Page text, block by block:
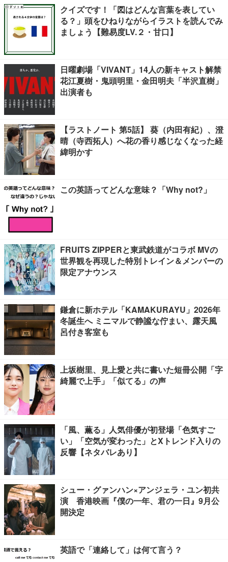
クイズです！「図はどんな言葉を表してい
る？」頭をひねりながらイラストを読んでみ
ましょう【難易度LV.２・甘口】
日曜劇場「VIVANT」14人の新キャスト解禁
花江夏樹・鬼頭明里・金田明夫「半沢直樹」
出演者も
【ラストノート 第5話】 葵（内田有紀）、澄
晴（寺西拓人）へ花の香り感じなくなった経
緯明かす
この英語ってどんな意味？「Why not?」
FRUITS ZIPPERと東武鉄道がコラボ MVの
世界観を再現した特別トレイン＆メンバーの
限定アナウンス
鎌倉に新ホテル「KAMAKURAYU」2026年
冬誕生へ ミニマルで静謐な佇まい、露天風
呂付き客室も
上坂樹里、見上愛と共に書いた短冊公開「字
綺麗で上手」「似てる」の声
「風、薫る」人気俳優が初登場「色気すご
い」「空気が変わった」とXトレンド入りの
反響【ネタバレあり】
シュー・グァンハン×アンジェラ・ユン初共
演 香港映画『僕の一年、君の一日』9月公
開決定
英語で「連絡して」は何て言う？